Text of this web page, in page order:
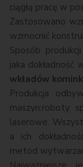
ciągłą pracę w
Zastosowano
wzmocnić
Sposób
jaka
wkładów
Produkcja
maszyn:roboty
laserowe.
a ich
metod